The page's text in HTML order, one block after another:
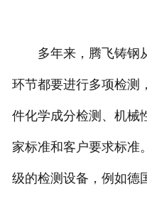
多年来，腾飞铸钢从
环节都要进行多项检测
件化学成分检测、机械
家标准和客户要求标准
级的检测设备，例如德